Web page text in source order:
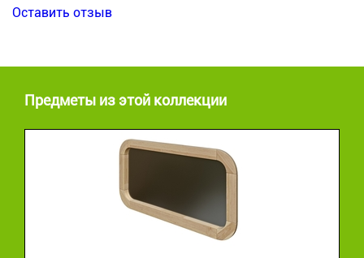
Оставить отзыв
Предметы из этой коллекции